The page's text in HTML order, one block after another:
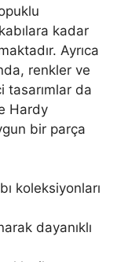
kadar
Ayrıca
renkler ve
tasarımlar da
Hardy
bir parça
koleksiyonları
dayanıklı